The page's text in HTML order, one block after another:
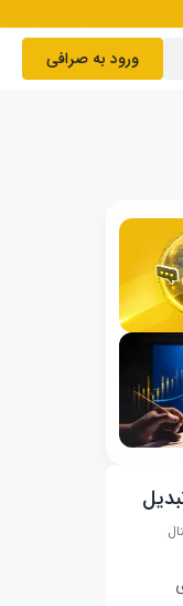
ورود به صرافی
دیجیتال